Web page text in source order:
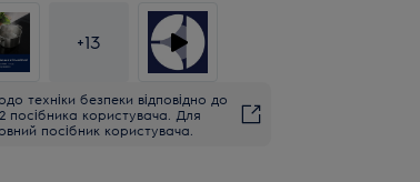
+13
техніки безпеки відповідно до
посібника користувача. Для
посібник користувача.